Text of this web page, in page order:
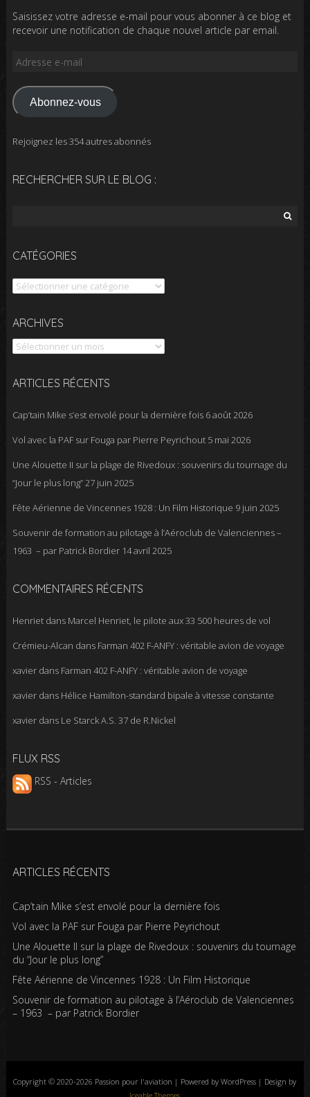
Saisissez votre adresse e-mail pour vous abonner à ce blog et
recevoir une notification de chaque nouvel article par email.
Adresse
mail
Abonnez-vous
Rejoignez les 354 autres abonnés
RECHERCHER SUR LE BLOG :
CATÉGORIES
Catégories
ARCHIVES
Archives
ARTICLES RÉCENTS
Cap’tain Mike s’est envolé pour la dernière fois 6 août 2026
Vol avec la PAF sur Fouga par Pierre Peyrichout 5 mai 2026
Une Alouette II sur la plage de Rivedoux : souvenirs du tournage du
“Jour le plus long”27 juin 2025
Fête Aérienne de Vincennes 1928 : Un Film Historique 9 juin 2025
Souvenir de formation au pilotage à l’Aéroclub de Valenciennes –
1963 – par Patrick Bordier 14 avril 2025
COMMENTAIRES RÉCENTS
Henrietdans Marcel Henriet, le pilote aux 33 500 heures de vol
Crémieu-Alcan dans Farman 402 F-ANFY : véritable avion de voyage
xavierdans Farman 402 F-ANFY : véritable avion de voyage
xavierdans Hélice Hamilton-standard bipale à vitesse constante
xavierdans Le Starck A.S. 37 de R.Nickel
FLUX RSS
RSS - Articles
ARTICLES RÉCENTS
Cap’tain Mike s’est envolé pour la dernière fois
Vol avec la PAF sur Fouga par Pierre Peyrichout
Une Alouette II sur la plage de Rivedoux : souvenirs du tournage
du “Jour le plus long”
Fête Aérienne de Vincennes 1928 : Un Film Historique
Souvenir de formation au pilotage à l’Aéroclub de Valenciennes
– 1963 – par Patrick Bordier
Copyright © 2020-2026 Passion pour l'aviation | Powered by WordPress | Design by